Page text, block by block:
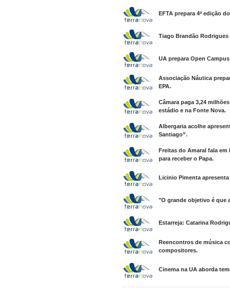
EFTA prepara 4ª edição
Tiago Brandão
UA prepara Open
Associação Náutica
EPA.
Câmara paga 3,24
estádio e na Fonte Nova.
Albergaria acolhe
Santiago”.
Freitas do Amaral fala em
para receber o Papa.
Licinio Pimenta
"O grande objetivo é que
Estarreja: Catarina
Reencontros de música
compositores.
Cinema na UA aborda